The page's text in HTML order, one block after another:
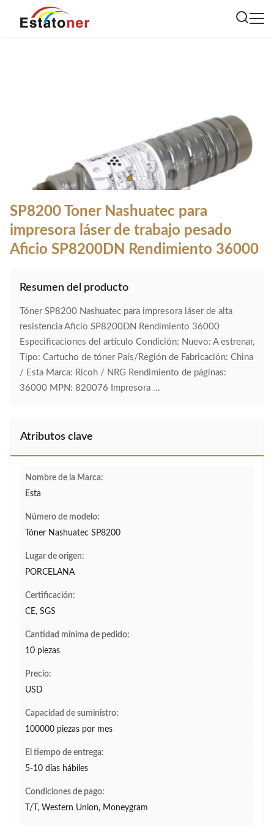
SP8200 Toner Nashuatec para
impresora láser de trabajo pesado
Aficio SP8200DN Rendimiento 36000
Resumen del producto
Tóner SP8200 Nashuatec para impresora láser de alta
resistencia Aficio SP8200DN Rendimiento 36000
Especificaciones del artículo Condición: Nuevo: A estrenar,
Tipo: Cartucho de tóner País/Región de Fabricación: China
/ Esta Marca: Ricoh / NRG Rendimiento de páginas:
36000 MPN: 820076 Impresora ...
Atributos clave
Nombre de la Marca:
Esta
Número de modelo:
Tóner Nashuatec SP8200
Lugar de origen:
PORCELANA
Certificación:
CE, SGS
Cantidad mínima de pedido:
10 piezas
Precio:
USD
Capacidad de suministro:
100000 piezas por mes
El tiempo de entrega:
5-10 días hábiles
Condiciones de pago:
T/T, Western Union, Moneygram